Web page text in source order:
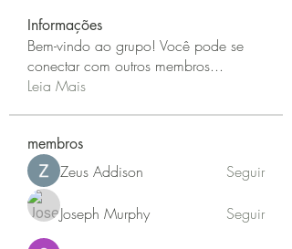
Informações
Bem-vindo ao grupo! Você pode se
conectar com outros membros...
Leia Mais
membros
Zeus Addison Seguir
Joseph Murphy Seguir